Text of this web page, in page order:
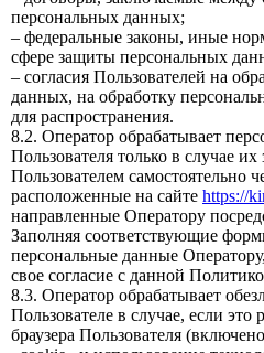
персональных данных;
– федеральные законы, иные
сфере защиты персональных
– согласия Пользователей на
данных, на обработку
для распространения.
8.2. Оператор обрабатывает
Пользователя только в случае
Пользователем самостоятельно
расположенные на сайте https://
направленные Оператору
Заполняя соответствующие
персональные данные
свое согласие с данной
8.3. Оператор обрабатывает
Пользователе в случае, если это
браузера Пользователя